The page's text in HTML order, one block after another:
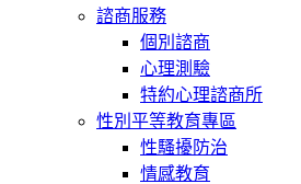
諮商服務
個別諮商
心理測驗
特約心理諮商所
性別平等教育專區
性騷擾防治
情感教育